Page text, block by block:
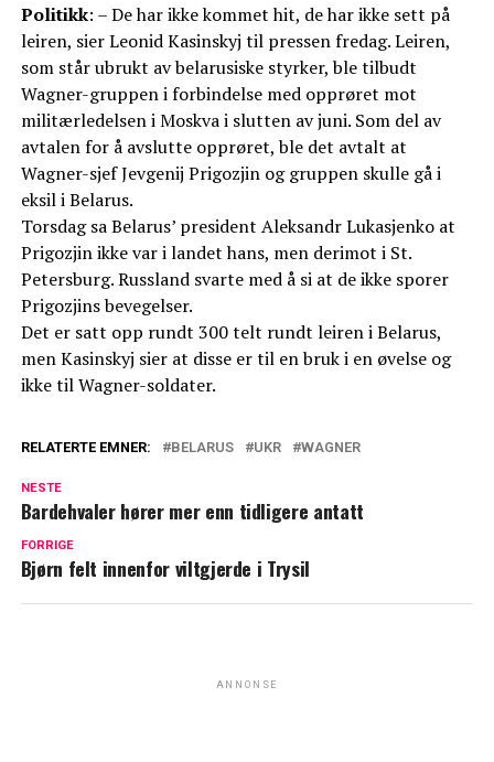
Politikk: – De har ikke kommet hit, de har ikke sett på
leiren, sier Leonid Kasinskyj til pressen fredag. Leiren,
som står ubrukt av belarusiske styrker, ble tilbudt
Wagner-gruppen i forbindelse med opprøret mot
militærledelsen i Moskva i slutten av juni. Som del av
avtalen for å avslutte opprøret, ble det avtalt at
Wagner-sjef Jevgenij Prigozjin og gruppen skulle gå i
eksil i Belarus.
Torsdag sa Belarus’ president Aleksandr Lukasjenko at
Prigozjin ikke var i landet hans, men derimot i St.
Petersburg. Russland svarte med å si at de ikke sporer
Prigozjins bevegelser.
Det er satt opp rundt 300 telt rundt leiren i Belarus,
men Kasinskyj sier at disse er til en bruk i en øvelse og
ikke til Wagner-soldater.
RELATERTE EMNER: BELARUS UKR WAGNER
NESTE
Bardehvaler hører mer enn tidligere antatt
FORRIGE
Bjørn felt innenfor viltgjerde i Trysil
ANNONSE